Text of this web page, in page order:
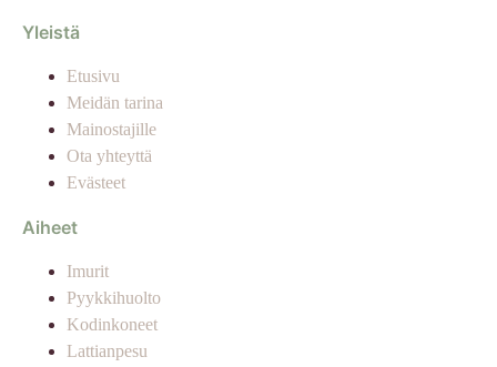
Yleistä
Etusivu
Meidän tarina
Mainostajille
Ota yhteyttä
Evästeet
Aiheet
Imurit
Pyykkihuolto
Kodinkoneet
Lattianpesu